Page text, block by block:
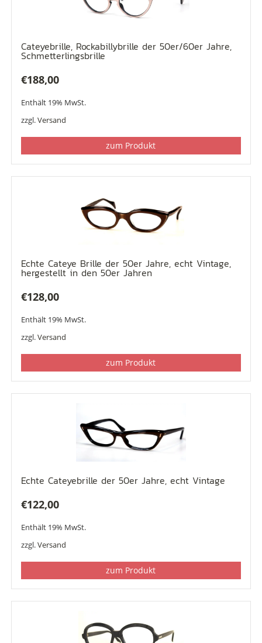
Cateyebrille, Rockabillybrille der 50er/60er Jahre,
Schmetterlingsbrille
€188,00
Enthält 19% MwSt.
zzgl.Versand
zum Produkt
Echte Cateye Brille der 50er Jahre, echt Vintage,
hergestellt in den 50er Jahren
€128,00
Enthält 19% MwSt.
zzgl.Versand
zum Produkt
Echte Cateyebrille der 50er Jahre, echt Vintage
€122,00
Enthält 19% MwSt.
zzgl.Versand
zum Produkt